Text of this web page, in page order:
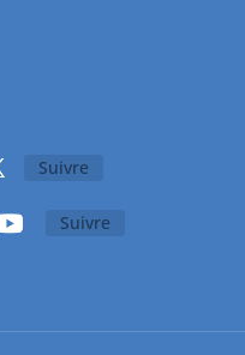
Suivre
Suivre